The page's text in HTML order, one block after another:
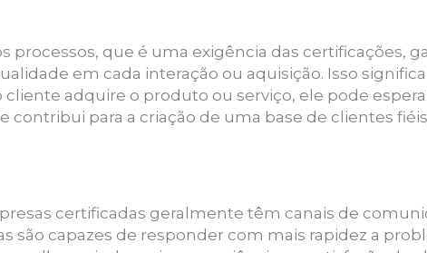
processos, que é uma exigência das certificações,
em cada interação ou aquisição. Isso
adquire o produto ou serviço, ele pode
contribui para a criação de uma base de clientes
certificadas geralmente têm canais de
são capazes de responder com mais rapidez a